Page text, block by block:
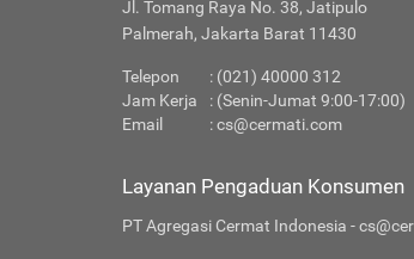
Jl. Tomang Raya No. 38, Jatipulo
Palmerah, Jakarta Barat 11430
Telepon
: (021) 40000 312
Jam Kerja
: (Senin-Jumat 9:00-17:00)
Email
:cs@cermati.com
Layanan Pengaduan Konsumen
PT Agregasi Cermat Indonesia -